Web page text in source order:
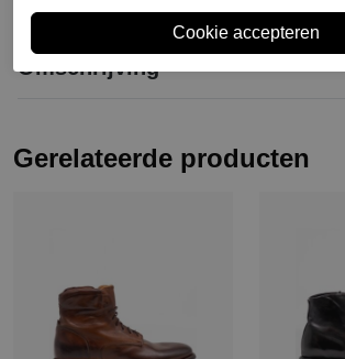
Omschrijving
Gerelateerde producten